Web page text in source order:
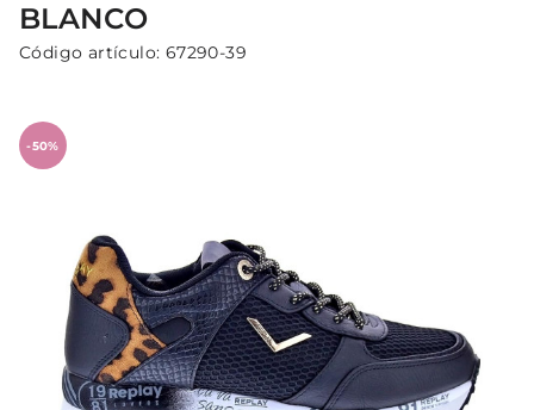
BLANCO
Código artículo: 67290-39
-50%